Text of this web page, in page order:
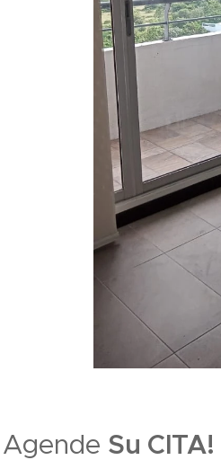
Agende Su CITA!